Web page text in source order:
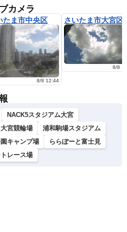
カメラ
たま市中央区
8/8 12:44
8/8
NACK5スタジアム大宮
大宮競輪場
浦和駒場スタジアム
キャンプ場
ららぽーと富士見
レース場